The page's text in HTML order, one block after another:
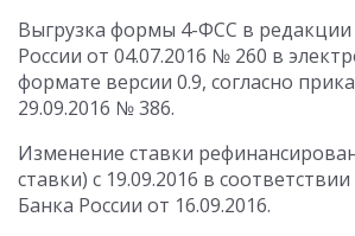
Выгрузка формы 4-ФСС в
России от 04.07.2016 № 260 в
формате версии 0.9, согласно
29.09.2016 № 386.
Изменение ставки
ставки) с 19.09.2016 в
Банка России от 16.09.2016.